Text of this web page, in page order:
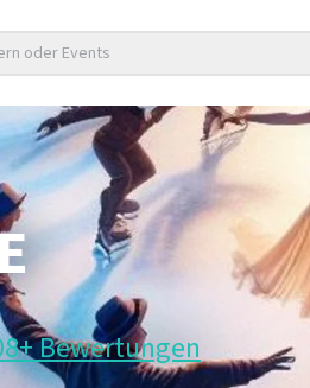
oder Events
Bewertungen